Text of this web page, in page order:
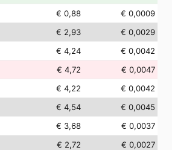
€ 0,88
€ 0,0009
€ 2,93
€ 0,0029
€ 4,24
€ 0,0042
€ 4,72
€ 0,0047
€ 4,22
€ 0,0042
€ 4,54
€ 0,0045
€ 3,68
€ 0,0037
€ 2,72 € 0,0027